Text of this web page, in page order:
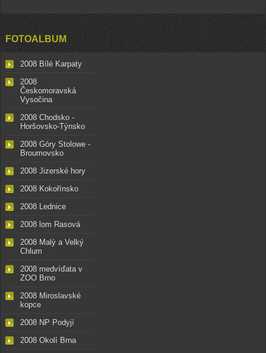
FOTOALBUM
2008 Bílé Karpaty
2008
Českomoravská
Vysočina
2008 Chodsko -
Horšovsko-Týnsko
2008 Góry Stolowe -
Broumovsko
2008 Jizerské hory
2008 Kokořínsko
2008 Lednice
2008 lom Rasová
2008 Malý a Velký
Chlum
2008 medvíďata v
ZOO Brno
2008 Miroslavské
kopce
2008 NP Podyjí
2008 Okolí Brna